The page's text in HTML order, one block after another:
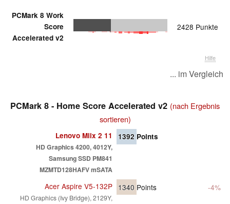
PCMark 8 Work
Score
Accelerated v2
2428 Punkte
Hilfe
... im Vergleich
PCMark 8 - Home Score Accelerated v2 (nach Ergebnis
sortieren)
Lenovo Miix 2 11
HD Graphics 4200, 4012Y,
Samsung SSD PM841
MZMTD128HAFV mSATA
1392 Points
Acer Aspire V5-132P
HD Graphics (Ivy Bridge), 2129Y,
1340 Points -4%